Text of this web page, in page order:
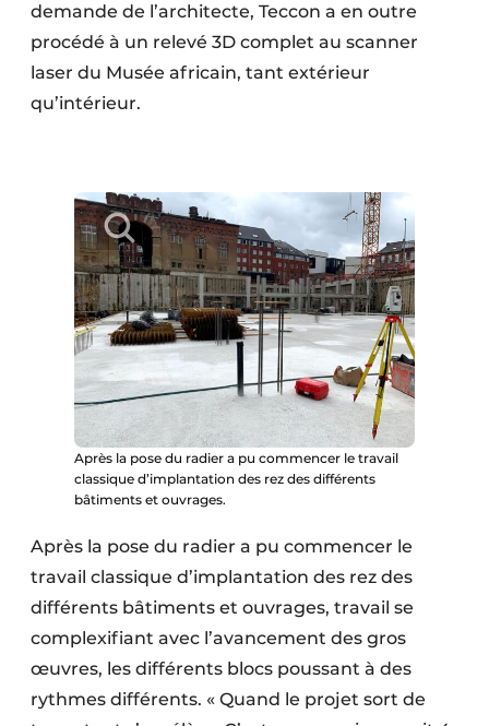
demande de l’architecte, Teccon a en outre
procédé à un relevé 3D complet au scanner
laser du Musée africain, tant extérieur
qu’intérieur.
Après la pose du radier a pu commencer le travail
classique d’implantation des rez des différents
bâtiments et ouvrages.
Après la pose du radier a pu commencer le
travail classique d’implantation des rez des
différents bâtiments et ouvrages, travail se
complexifiant avec l’avancement des gros
œuvres, les différents blocs poussant à des
rythmes différents. « Quand le projet sort de